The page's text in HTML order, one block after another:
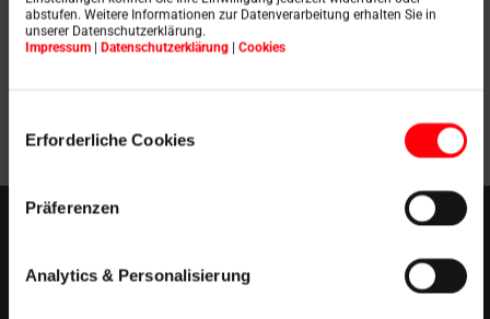
abstufen. Weitere Informationen zur Datenverarbeitung erhalten Sie in
unserer Datenschutzerklärung.
Impressum | Datenschutzerklärung | Cookies
Erforderliche Cookies
Präferenzen
Analytics & Personalisierung
Die EPDs zu den geprüften Roto Dachfenstern finden
Interessierte zum Downloadhier. Auch auf